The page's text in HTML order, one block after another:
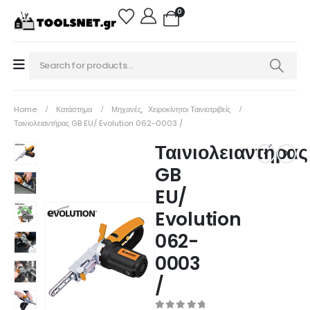
0
Home Κατάστημα Μηχανές, Χειροκίνητοι Ταινιοτριβείς
Ταινιολειαντήρας GB EU/ Evolution 062-0003 /
Ταινιολειαντήρας
GB
EU/
Evolution
062-
0003
/